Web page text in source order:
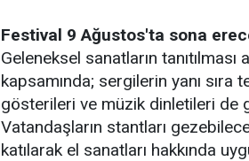
Festival 9 Ağustos'ta sona
Geleneksel sanatların
kapsamında; sergilerin yanı sıra
gösterileri ve müzik dinletileri de
Vatandaşların stantları
katılarak el sanatları hakkında